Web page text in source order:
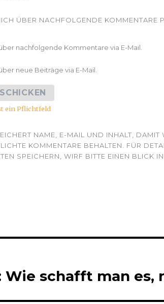
ÜBER NACHFOLGENDE KOMMENTARE
nachfolgende Kommentare via E-Mail.
neue Beiträge via E-Mail.
ein Pflichtfeld
NAME, E-MAIL UND INHALT,
KOMMENTARE BEHALTEN. FÜR
SPEICHERN, WIRF BITTE EINEN BLICK IN
Wie schafft man es,